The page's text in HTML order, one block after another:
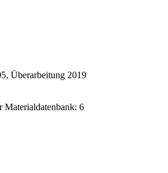
Überarbeitung 2019
Materialdatenbank: 6